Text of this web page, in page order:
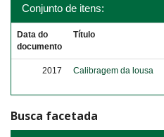
Conjunto de itens:
Data do
documento
Título
2017 Calibragem da lousa
Busca facetada